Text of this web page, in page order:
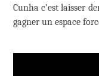
Cunha c’est laisser
gagner un espace